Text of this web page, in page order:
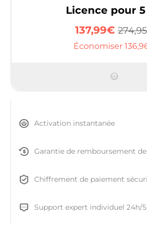
Licence pour 5
137,99€
Économiser
Activation instantanée
Garantie de remboursement
Chiffrement de paiement
Support expert individuel 24h/5